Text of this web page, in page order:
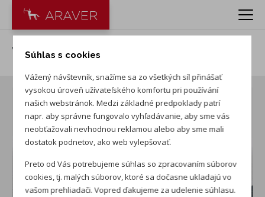
VW Tiguan 1.5 eTSI Limited
Súhlas s cookies
Vážený návštevník, snažíme sa zo všetkých síl přinášať
vysokou úroveň užívateľského komfortu pri používání
našich webstránok. Medzi základné predpoklady patrí
napr. aby správne fungovalo vyhľadávanie, aby sme vás
neobťažovali nevhodnou reklamou alebo aby sme mali
dostatok podnetov, ako web vylepšovať.
Preto od Vás potrebujeme súhlas so zpracovaním súborov
cookies, tj. malých súborov, ktoré sa dočasne ukladajú vo
vašom prehliadači. Vopred ďakujeme za udelenie súhlasu.